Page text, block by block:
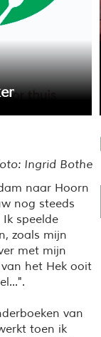
zijn
Ingrid Bothe
naar Hoorn
nog steeds
speelde
zoals mijn
met mijn
het Hek ooit
van
toen ik